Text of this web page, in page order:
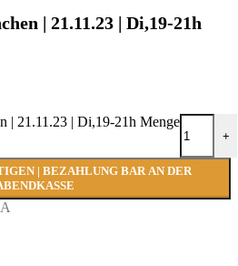
| 21.11.23 | Di,19-21h
| 21.11.23 | Di,19-21h Menge
+
| BEZAHLUNG BAR AN DER